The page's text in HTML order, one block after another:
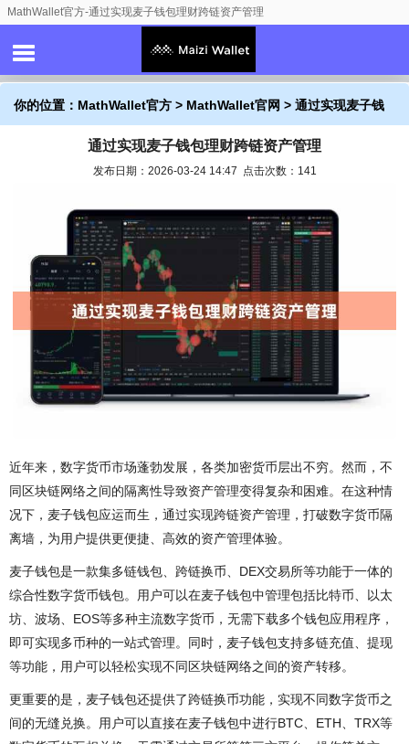
MathWallet官方-通过实现麦子钱包理财跨链资产管理
你的位置： MathWallet官方 > MathWallet官网 > 通过实现麦子钱
包理财跨链资产管理通过实现麦子钱包理财跨链资产管理
发布日期：2026-03-24 14:47 点击次数：141
近年来，数字货币市场蓬勃发展，各类加密货币层出不穷。然而，不
同区块链网络之间的隔离性导致资产管理变得复杂和困难。在这种情
况下，麦子钱包应运而生，通过实现跨链资产管理，打破数字货币隔
离墙，为用户提供更便捷、高效的资产管理体验。
麦子钱包是一款集多链钱包、跨链换币、DEX交易所等功能于一体的
综合性数字货币钱包。用户可以在麦子钱包中管理包括比特币、以太
坊、波场、EOS等多种主流数字货币，无需下载多个钱包应用程序，
即可实现多币种的一站式管理。同时，麦子钱包支持多链充值、提现
等功能，用户可以轻松实现不同区块链网络之间的资产转移。
更重要的是，麦子钱包还提供了跨链换币功能，实现不同数字货币之
间的无缝兑换。用户可以直接在麦子钱包中进行BTC、ETH、TRX等